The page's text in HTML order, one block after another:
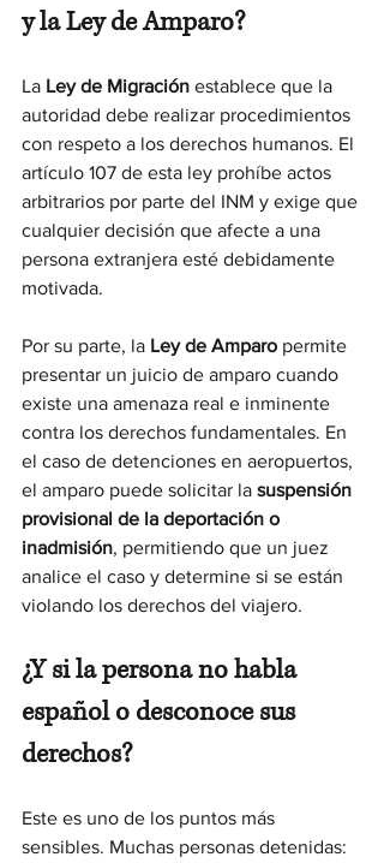
y la Ley de Amparo?
La Ley de Migración establece que la
autoridad debe realizar procedimientos
con respeto a los derechos humanos. El
artículo 107 de esta ley prohíbe actos
arbitrarios por parte del INM y exige que
cualquier decisión que afecte a una
persona extranjera esté debidamente
motivada.
Por su parte, la Ley de Amparo permite
presentar un juicio de amparo cuando
existe una amenaza real e inminente
contra los derechos fundamentales. En
el caso de detenciones en aeropuertos,
el amparo puede solicitar la suspensión
provisional de la deportación o
inadmisión, permitiendo que un juez
analice el caso y determine si se están
violando los derechos del viajero.
¿Y si la persona no habla
español o desconoce sus
derechos?
Este es uno de los puntos más
sensibles. Muchas personas detenidas: